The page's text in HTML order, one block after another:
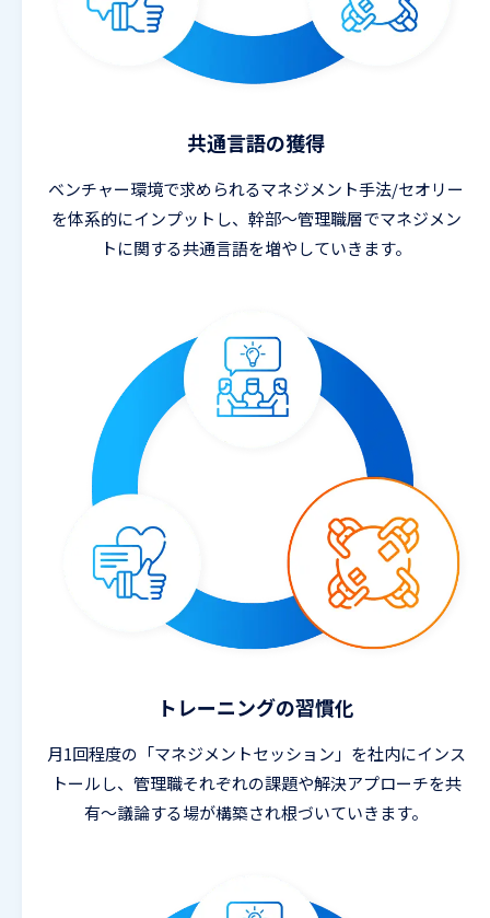
共通言語の獲得
ベンチャー環境で求められるマネジメント手法/セオリー
を体系的にインプットし、幹部〜管理職層でマネジメン
トに関する共通言語を増やしていきます。
トレーニングの習慣化
月1回程度の「マネジメントセッション」を社内にインス
トールし、管理職それぞれの課題や解決アプローチを共
有〜議論する場が構築され根づいていきます。